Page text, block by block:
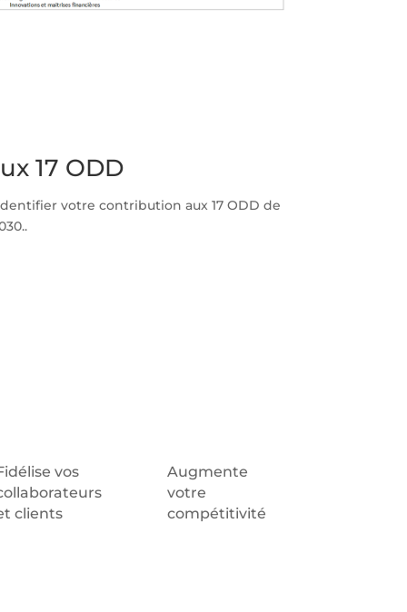
17 ODD
votre contribution aux 17 ODD de
vos
clients
Augmente
votre
compétitivité